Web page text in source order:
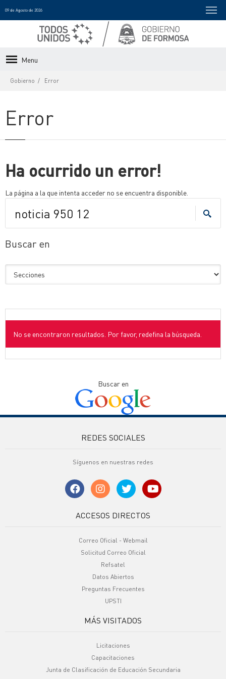
09 de Agosto de 2026
Menu
Gobierno Error
Error
Ha ocurrido un error!
La página a la que intenta acceder no se encuentra disponible.
Buscar en
No se encontraron resultados. Por favor, redefina la búsqueda.
Buscar en
REDES SOCIALES
Síguenos en nuestras redes
ACCESOS DIRECTOS
Correo Oficial - Webmail
Solicitud Correo Oficial
Refsatel
Datos Abiertos
Preguntas Frecuentes
UPSTI
MÁS VISITADOS
Licitaciones
Capacitaciones
Junta de Clasificación de Educación Secundaria